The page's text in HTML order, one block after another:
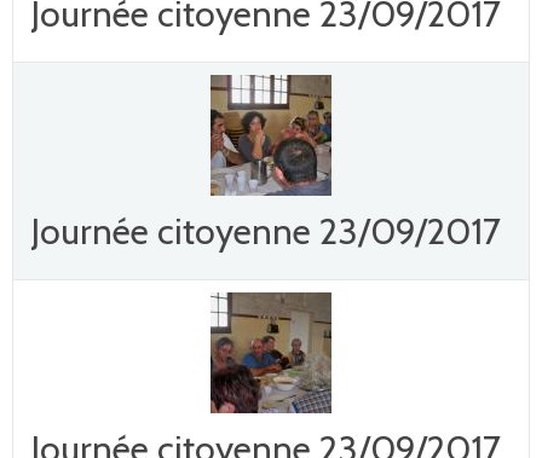
Journée citoyenne 23/09/2017
Journée citoyenne 23/09/2017
Journée citoyenne 23/09/2017